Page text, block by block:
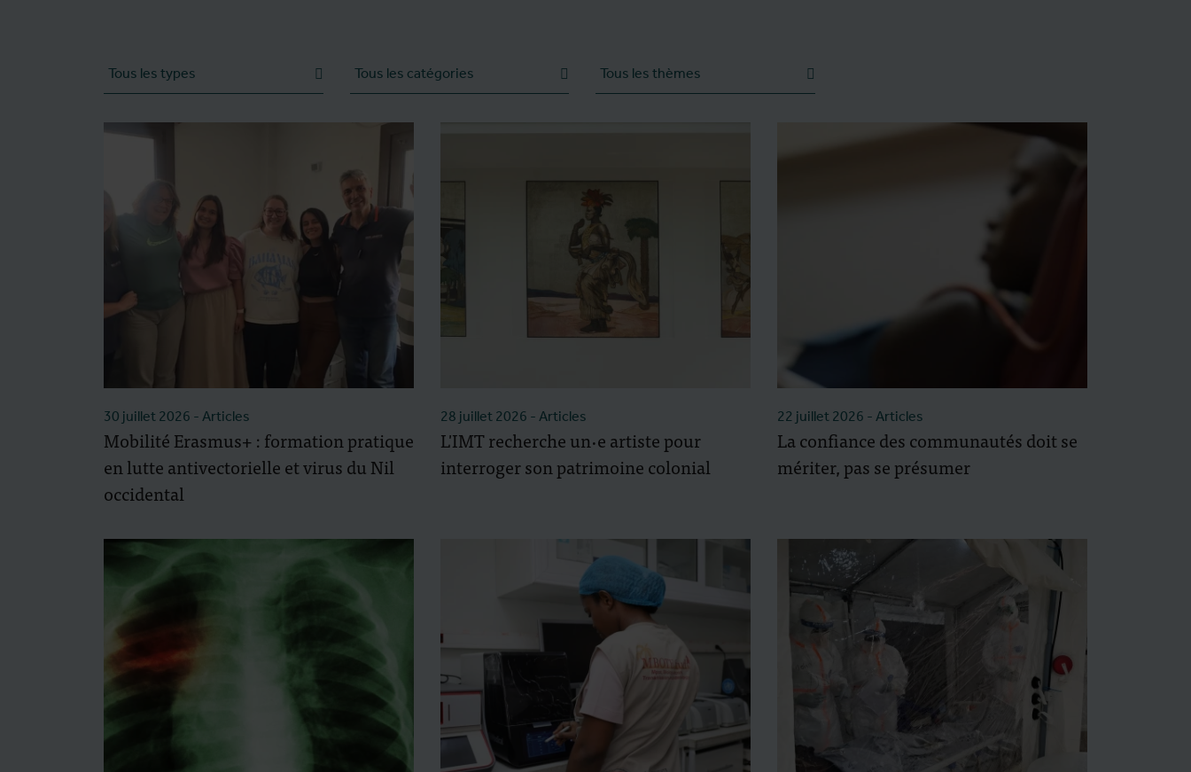
30 juillet 2026 - Articles
Mobilité Erasmus+ : formation pratique
en lutte antivectorielle et virus du Nil
occidental
28 juillet 2026 - Articles
L'IMT recherche un·e artiste pour
interroger son patrimoine colonial
22 juillet 2026 - Articles
La confiance des communautés doit se
mériter, pas se présumer